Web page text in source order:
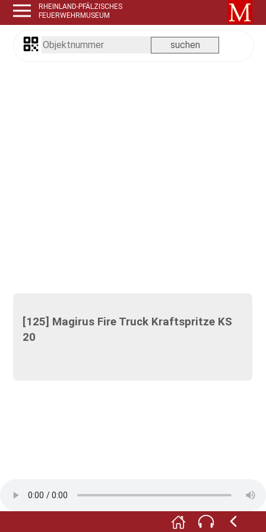
RHEINLAND-PFÄLZISCHES
FEUERWEHRMUSEUM
[125] Magirus Fire Truck Kraftspritze KS
20